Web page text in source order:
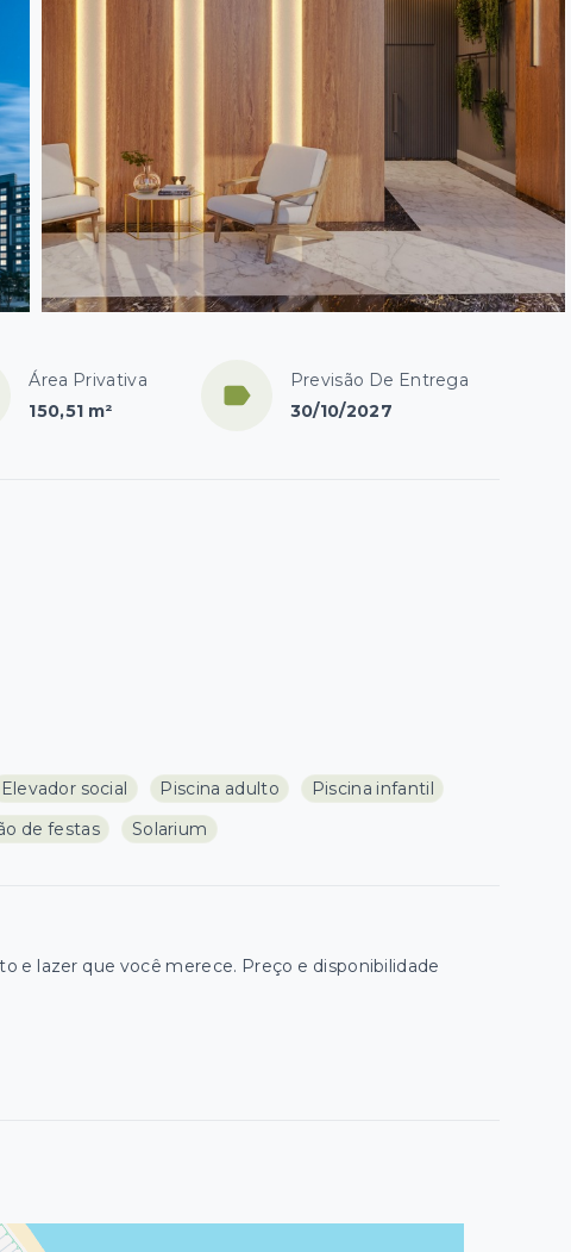
Área Privativa
150,51 m²
Previsão De Entrega
30/10/2027
Elevador social Piscina adulto
Piscina infantil
de festas Solarium
lazer que você merece. Preço e disponibilidade